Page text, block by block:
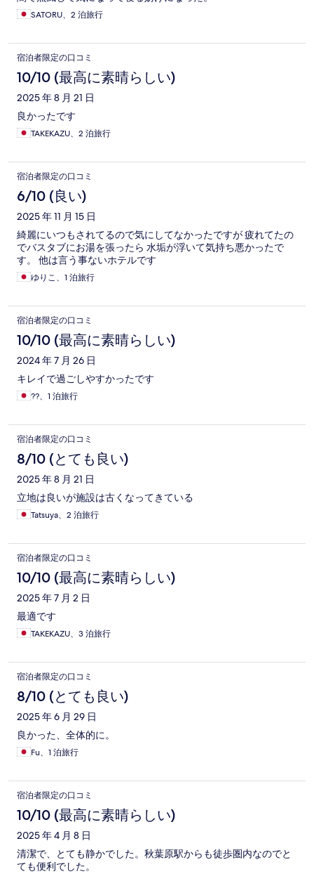
SATORU、2 泊旅行
宿泊者限定の口コミ
10/10 (最高に素晴らしい)
2025 年 8 月 21 日
良かったです
TAKEKAZU、2 泊旅行
宿泊者限定の口コミ
6/10 (良い)
2025 年 11 月 15 日
綺麗にいつもされてるので気にしてなかったですが 疲れてたの
でバスタブにお湯を張ったら 水垢が浮いて気持ち悪かったで
す。 他は言う事ないホテルです
ゆりこ、1 泊旅行
宿泊者限定の口コミ
10/10 (最高に素晴らしい)
2024 年 7 月 26 日
キレイで過ごしやすかったです
??、1 泊旅行
宿泊者限定の口コミ
8/10 (とても良い)
2025 年 8 月 21 日
立地は良いが施設は古くなってきている
Tatsuya、2 泊旅行
宿泊者限定の口コミ
10/10 (最高に素晴らしい)
2025 年 7 月 2 日
最適です
TAKEKAZU、3 泊旅行
宿泊者限定の口コミ
8/10 (とても良い)
2025 年 6 月 29 日
良かった、全体的に。
Fu、1 泊旅行
宿泊者限定の口コミ
10/10 (最高に素晴らしい)
2025 年 4 月 8 日
清潔で、とても静かでした。秋葉原駅からも徒歩圏内なのでと
ても便利でした。